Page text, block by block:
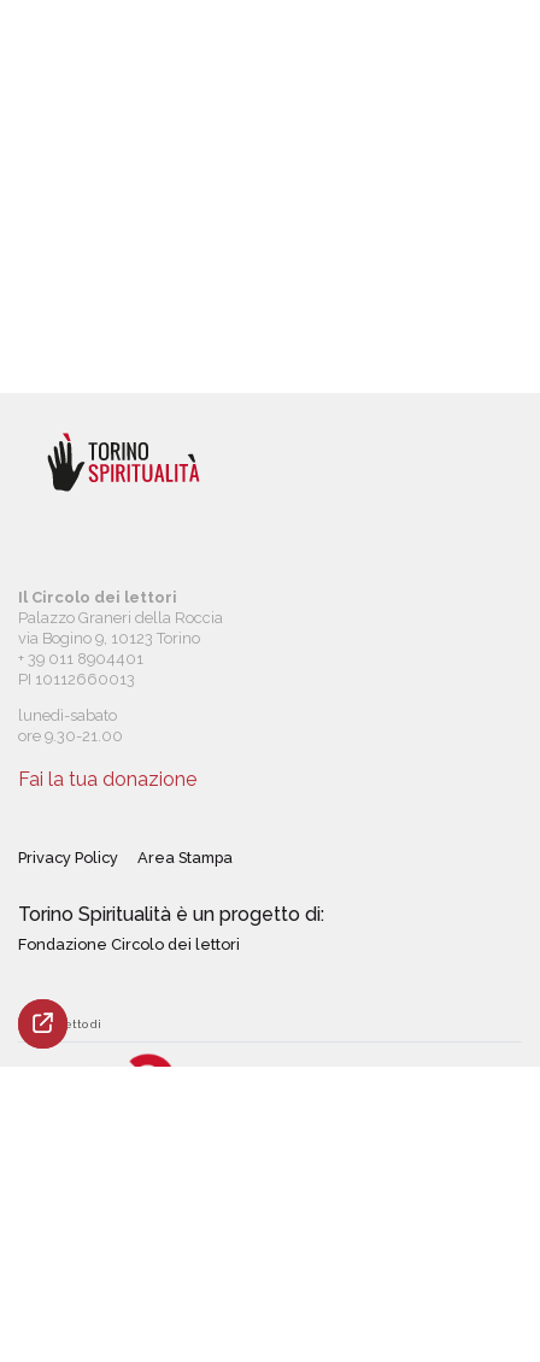
Il Circolo dei lettori
Palazzo Graneri della Roccia
via Bogino 9, 10123 Torino
+ 39 011 8904401
PI 10112660013
lunedì-sabato
ore 9.30-21.00
Fai la tua donazione
Privacy Policy Area Stampa
Torino Spiritualità è un progetto di:
Fondazione Circolo dei lettori
Un progetto di